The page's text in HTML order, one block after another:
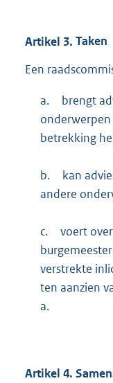
Artikel 3. Taken
Een
a.
brengt
betrekking
b.
kan
andere
c.
voert
verstrekte
ten aanzien
a.
Artikel 4.